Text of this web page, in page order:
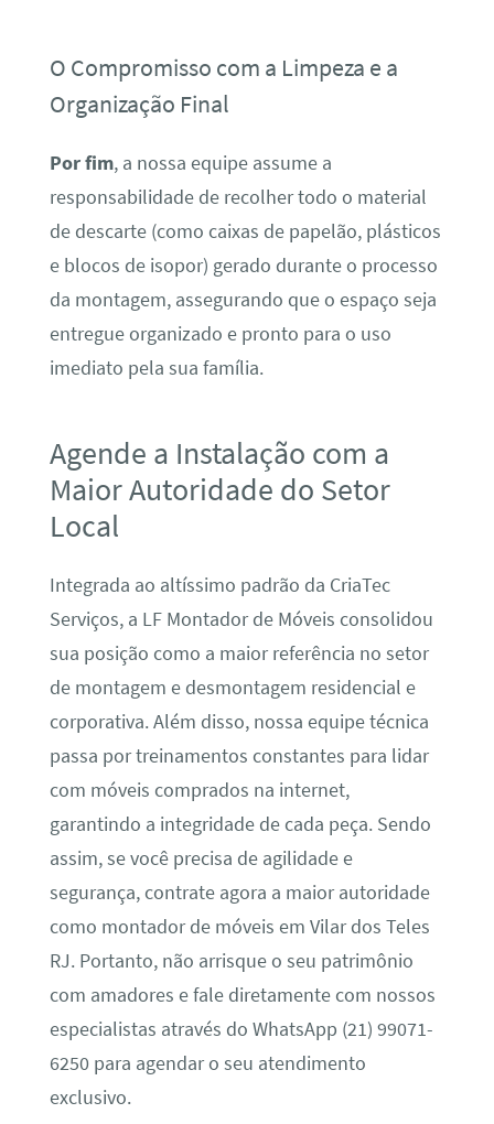
O Compromisso com a Limpeza e a
Organização Final
Por fim, a nossa equipe assume a
responsabilidade de recolher todo o material
de descarte (como caixas de papelão, plásticos
e blocos de isopor) gerado durante o processo
da montagem, assegurando que o espaço seja
entregue organizado e pronto para o uso
imediato pela sua família.
Agende a Instalação com a
Maior Autoridade do Setor
Local
Integrada ao altíssimo padrão da CriaTec
Serviços, a LF Montador de Móveis consolidou
sua posição como a maior referência no setor
de montagem e desmontagem residencial e
corporativa. Além disso, nossa equipe técnica
passa por treinamentos constantes para lidar
com móveis comprados na internet,
garantindo a integridade de cada peça. Sendo
assim, se você precisa de agilidade e
segurança, contrate agora a maior autoridade
como montador de móveis em Vilar dos Teles
RJ. Portanto, não arrisque o seu patrimônio
com amadores e fale diretamente com nossos
especialistas através do WhatsApp (21) 99071-
6250 para agendar o seu atendimento
exclusivo.